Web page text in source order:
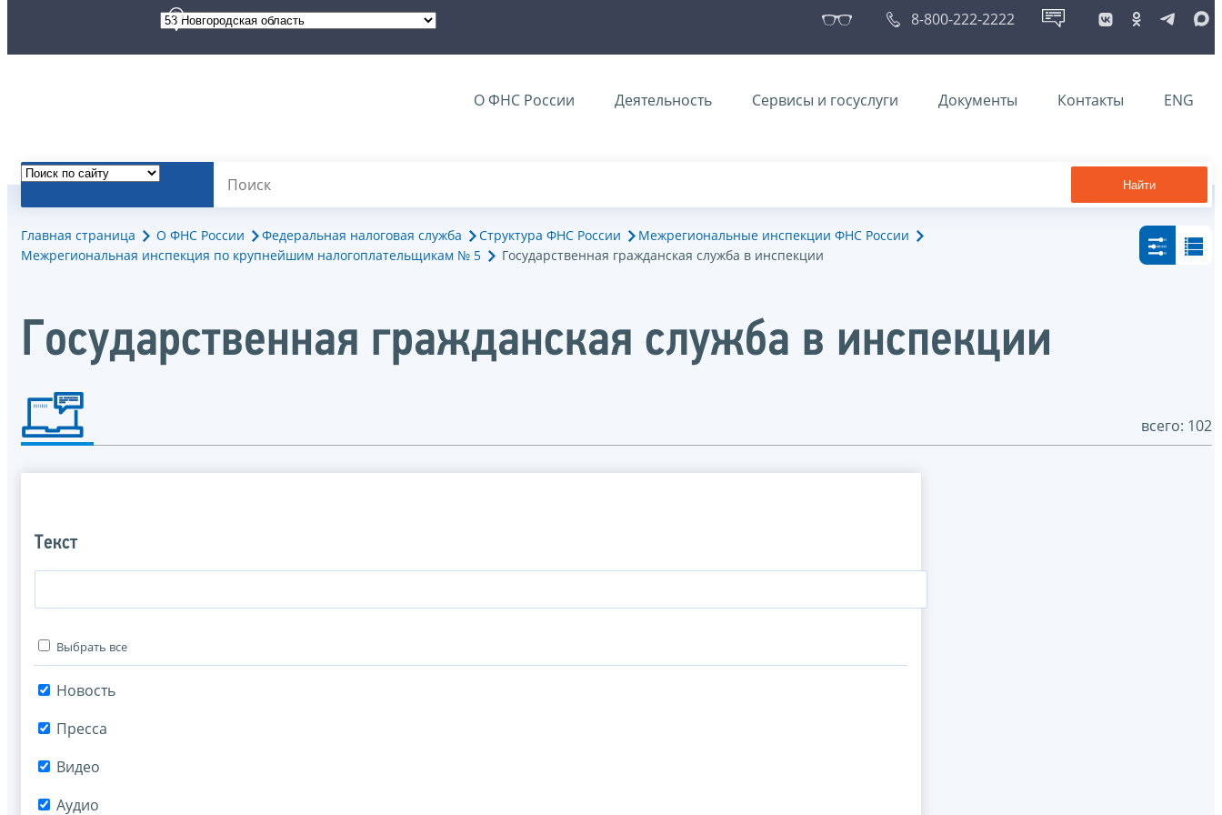
8-800-222-2222
О ФНС России Деятельность Сервисы и госуслуги Документы Контакты ENG
Найти
Главная страница О ФНС России Федеральная налоговая служба Структура ФНС России
Межрегиональные инспекции ФНС России
Межрегиональная инспекция по крупнейшим налогоплательщикам № 5
Государственная гражданская служба в инспекции
Государственная гражданская служба в инспекции
всего: 102
Текст
Выбрать все
Новость
Пресса
Видео
Аудио